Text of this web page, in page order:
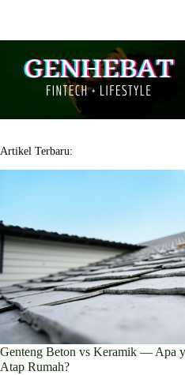
Artikel Terbaru:
Genteng Beton vs Keramik — Apa
Atap Rumah?